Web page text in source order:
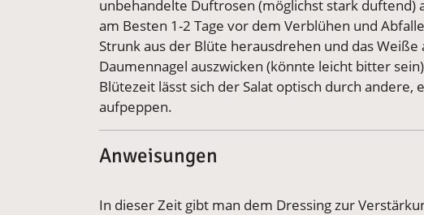
unbehandelte Duftrosen (möglichst stark duftend)
am Besten 1-2 Tage vor dem Verblühen und
Strunk aus der Blüte herausdrehen und das
Daumennagel auszwicken (könnte leicht bitter
Blütezeit lässt sich der Salat optisch durch andere,
aufpeppen.
Anweisungen
In dieser Zeit gibt man dem Dressing zur